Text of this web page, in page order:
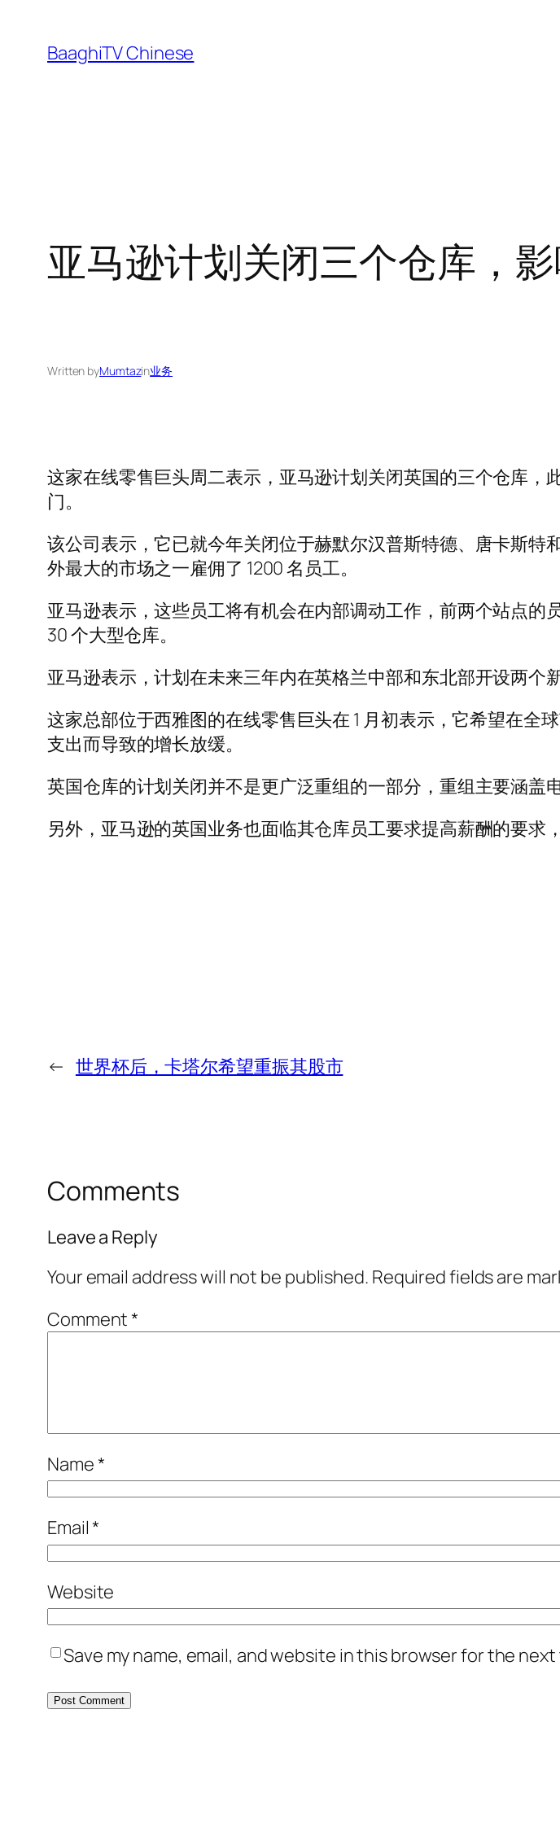
content
BaaghiTV Chinese
亚马逊计划关闭三个仓库，
Written byMumtazin业务
这家在线零售巨头周二表示，亚马逊计划关闭英国的三个仓库，
门。
该公司表示，它已就今年关闭位于赫默尔汉普斯特德、唐卡斯
外最大的市场之一雇佣了 1200 名员工。
亚马逊表示，这些员工将有机会在内部调动工作，前两个站点
30 个大型仓库。
亚马逊表示，计划在未来三年内在英格兰中部和东北部开设两个
这家总部位于西雅图的在线零售巨头在 1 月初表示，它希望在全
支出而导致的增长放缓。
英国仓库的计划关闭并不是更广泛重组的一部分，重组主要涵盖
另外，亚马逊的英国业务也面临其仓库员工要求提高薪酬的要求
← 世界杯后，卡塔尔希望重振其股市
Comments
Leave a Reply
Your email address will not be published. Required fields are
Comment*
Name*
Email*
Website
Save my name, email, and website in this browser for the